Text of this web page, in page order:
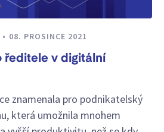
08. PROSINCE 2021
ředitele v digitální
znamenala pro podnikatelský
která umožnila mnohem